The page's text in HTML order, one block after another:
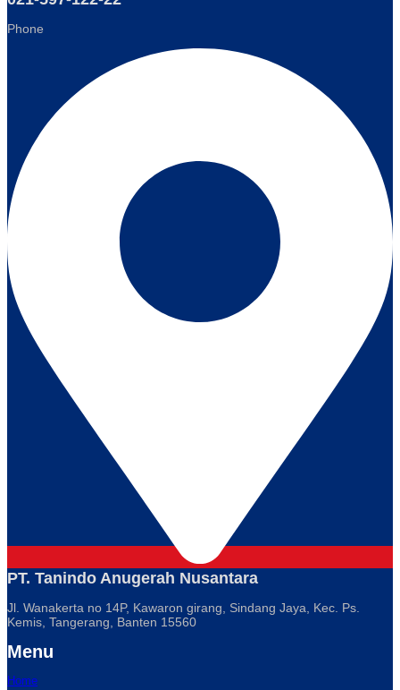
Phone
PT. Tanindo Anugerah Nusantara
Jl. Wanakerta no 14P, Kawaron girang, Sindang Jaya, Kec. Ps.
Kemis, Tangerang, Banten 15560
Menu
Home